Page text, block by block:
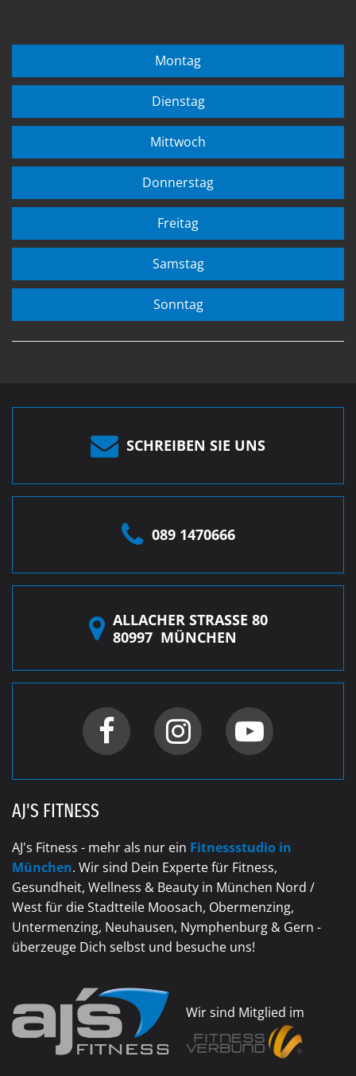
Montag
Dienstag
Mittwoch
Donnerstag
Freitag
Samstag
Sonntag
SCHREIBEN SIE UNS
089 1470666
ALLACHER STRASSE 80
80997 MÜNCHEN
AJ'S FITNESS
AJ's Fitness - mehr als nur ein Fitnessstudio in
München. Wir sind Dein Experte für Fitness,
Gesundheit, Wellness & Beauty in München Nord /
West für die Stadtteile Moosach, Obermenzing,
Untermenzing, Neuhausen, Nymphenburg & Gern -
überzeuge Dich selbst und besuche uns!
Wir sind Mitglied im